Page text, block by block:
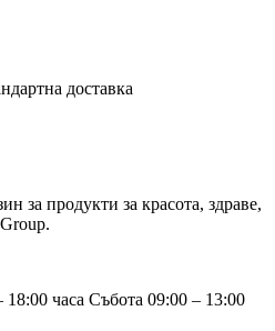
доставка
за продукти за красота, здраве,
часа Събота 09:00 – 13:00